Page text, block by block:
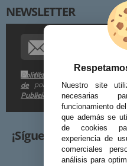
NEWSLETTER
Me gustaría recibir
por e-mail. Puedo darme de
en la
Política
de
Publicidad
Procedencia de los
Información
¡Síguenos!
Nuestro site
necesarias
funcionamiento
que además se
de cookies
experiencia de
comerciales
análisis para